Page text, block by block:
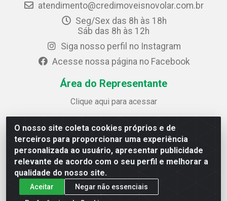
O nosso site coleta cookies próprios e de
terceiros para proporcionar uma experiência
personalizada ao usuário, apresentar publicidade
relevante de acordo com o seu perfil e melhorar a
qualidade do nosso site.
Aceitar
Negar não essenciais
atendimento@credimoveisnovolar.com.br
Seg/Sex das 8h às 18h
Sáb das 8h às 12h
Siga nosso perfil no Instagram
Acesse nossa página no Facebook
Área do Representante
Clique aqui para acessar
Credimóveis Novolar Ltda
Rua José Alves Bezerra, 430 - Prazeres - Jaboatão dos
Guararapes / PE - CEP 54.325-610
CNPJ: 09.930.165/0013-70